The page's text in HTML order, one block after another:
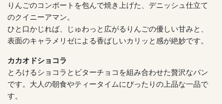
りんごのコンポートを包んで焼き上げた、デニッシュ仕立て
のクイニーアマン。
ひと口かじれば、じゅわっと広がるりんごの優しい甘みと、
表面のキャラメリゼによる香ばしいカリッと感が絶妙です。
カカオドショコラ
とろけるショコラとビターチョコを組み合わせた贅沢なパン
です。大人の朝食やティータイムにぴったりの上品な一品で
す。